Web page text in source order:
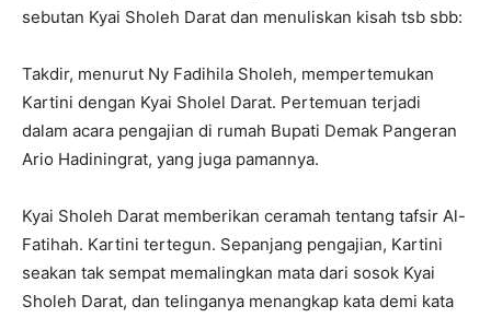
sebutan Kyai Sholeh Darat dan menuliskan kisah tsb sbb:
Takdir, menurut Ny Fadihila Sholeh, mempertemukan
Kartini dengan Kyai Sholel Darat. Pertemuan terjadi
dalam acara pengajian di rumah Bupati Demak Pangeran
Ario Hadiningrat, yang juga pamannya.
Kyai Sholeh Darat memberikan ceramah tentang tafsir Al-
Fatihah. Kartini tertegun. Sepanjang pengajian, Kartini
seakan tak sempat memalingkan mata dari sosok Kyai
Sholeh Darat, dan telinganya menangkap kata demi kata